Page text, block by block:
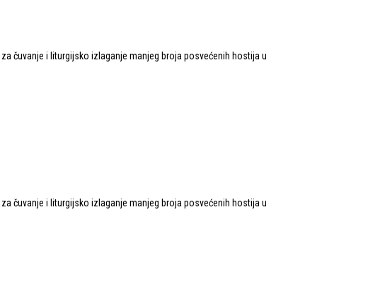
čuvanje i liturgijsko izlaganje manjeg broja posvećenih hostija u
čuvanje i liturgijsko izlaganje manjeg broja posvećenih hostija u